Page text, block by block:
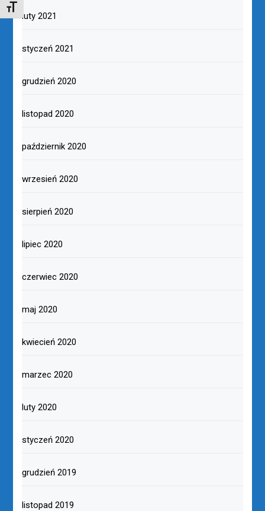
TOGGLE FONT SIZE
luty 2021
styczeń 2021
grudzień 2020
listopad 2020
październik 2020
wrzesień 2020
sierpień 2020
lipiec 2020
czerwiec 2020
maj 2020
kwiecień 2020
marzec 2020
luty 2020
styczeń 2020
grudzień 2019
listopad 2019